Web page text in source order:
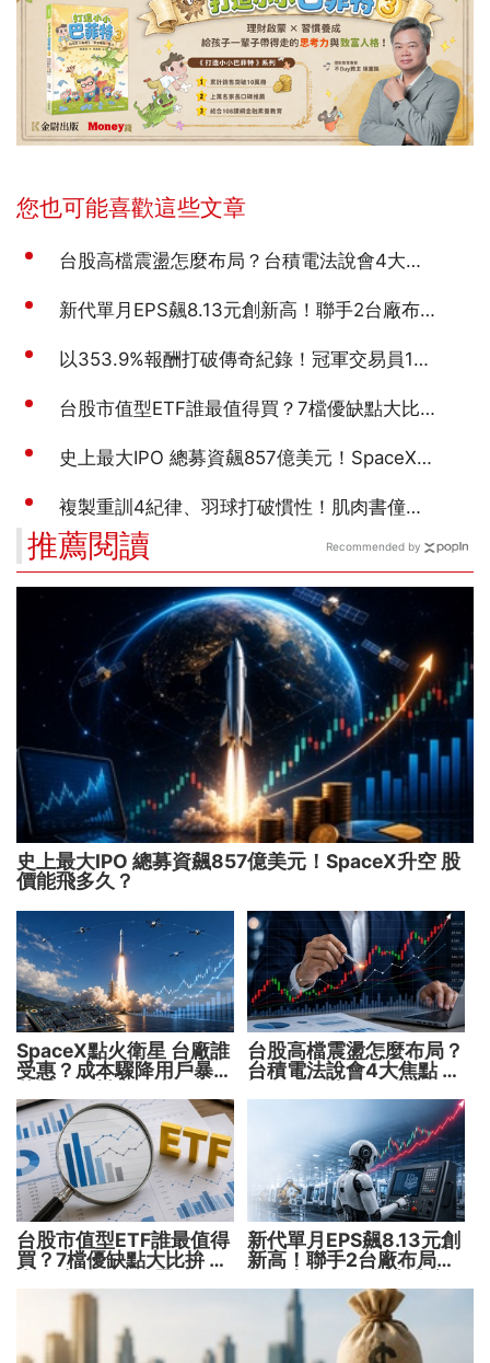
推薦閱讀
史上最大IPO 總募資飆857億美元！SpaceX升空 股
價能飛多久？
SpaceX點火衛星 台廠誰
受惠？成本驟降用戶暴增
台股高檔震盪怎麼布局？
台積電法說會4大焦點 AI
台股市值型ETF誰最值得
買？7檔優缺點大比拚 找
新代單月EPS飆8.13元創
新高！聯手2台廠布局機
Recommended by